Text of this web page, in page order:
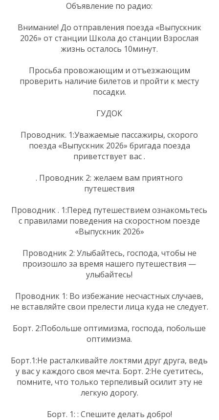
Объявление по радио:
Внимание! До отправления поезда «Выпускник
2026» от станции Школа до станции Взрослая
жизнь осталось 10минут.
Просьба провожающим и отъезжающим
проверить наличие билетов и пройти к месту
посадки.
ГУДОК
Проводник. 1:Уважаемые пассажиры, скорого
поезда «Выпускник 2026» бригада поезда
приветствует вас .
. Проводник 2: желаем вам приятного
путешествия
Проводник . 1:Перед путешествием ознакомьтесь
с правилами поведения на скоростном поезде
«Выпускник 2026»
Проводник 2: Улыбайтесь, господа, чтобы не
произошло за время нашего путешествия —
улыбайтесь!
Проводник 1: Во избежание несчастных случаев,
не вставляйте свои прелести лица куда не следует.
Борт. 2:Побольше оптимизма, господа, побольше
оптимизма.
Борт.1:Не расталкивайте локтями друг друга, ведь
у вас у каждого своя мечта. Борт. 2:Не суетитесь,
помните, что только терпеливый осилит эту не
легкую дорогу.
Борт. 1: : Спешите делать добро!